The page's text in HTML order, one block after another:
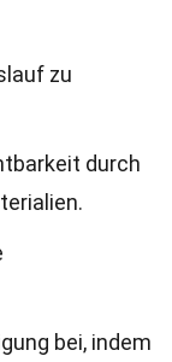
zu
durch
bei, indem